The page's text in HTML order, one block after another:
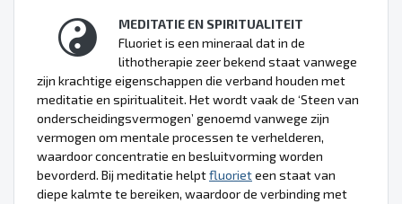
MEDITATIE EN SPIRITUALITEIT
Fluoriet is een mineraal dat in de
lithotherapie zeer bekend staat vanwege
zijn krachtige eigenschappen die verband houden met
meditatie en spiritualiteit. Het wordt vaak de ‘Steen van
onderscheidingsvermogen’ genoemd vanwege zijn
vermogen om mentale processen te verhelderen,
waardoor concentratie en besluitvorming worden
bevorderd. Bij meditatie helptfluorieteen staat van
diepe kalmte te bereiken, waardoor de verbinding met